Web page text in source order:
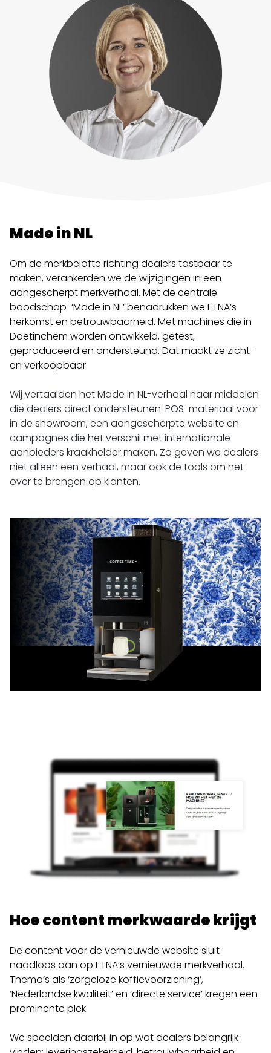
Made in NL
Om de merkbelofte richting dealers tastbaar te
maken, verankerden we de wijzigingen in een
aangescherpt merkverhaal. Met de centrale
boodschap ‘Made in NL’ benadrukken we ETNA’s
herkomst en betrouwbaarheid. Met machines die in
Doetinchem worden ontwikkeld, getest,
geproduceerd en ondersteund. Dat maakt ze zicht-
en verkoopbaar.
Wij vertaalden het Made in NL-verhaal naar middelen
die dealers direct ondersteunen: POS-materiaal voor
in de showroom, een aangescherpte website en
campagnes die het verschil met internationale
aanbieders kraakhelder maken. Zo geven we dealers
niet alleen een verhaal, maar ook de tools om het
over te brengen op klanten.
Hoe content merkwaarde krijgt
De content voor de vernieuwde website sluit
naadloos aan op ETNA’s vernieuwde merkverhaal.
Thema’s als ‘zorgeloze koffievoorziening’,
‘Nederlandse kwaliteit’ en ‘directe service’ kregen een
prominente plek.
We speelden daarbij in op wat dealers belangrijk